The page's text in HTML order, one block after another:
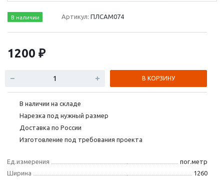
В наличии Артикул:ПЛСАМ074
1200 ₽
В КОРЗИНУ
В наличии на складе
Нарезка под нужный размер
Доставка по России
Изготовление под требования проекта
Ед.измерения
пог.метр
Ширина
1260